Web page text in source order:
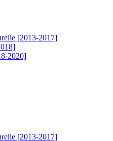
[2013-2017]
2020]
[2013-2017]